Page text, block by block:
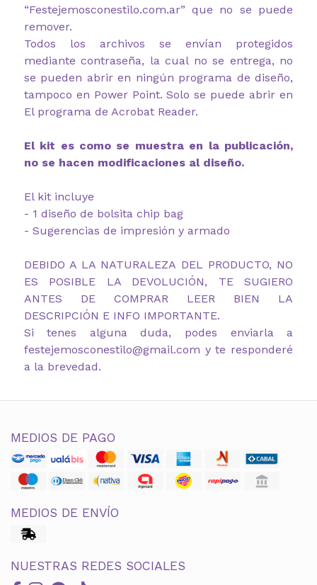
“Festejemosconestilo.com.ar” que no se puede
remover.
Todos los archivos se envían protegidos
mediante contraseña, la cual no se entrega, no
se pueden abrir en ningún programa de diseño,
tampoco en Power Point. Solo se puede abrir en
El programa de Acrobat Reader.
El kit es como se muestra en la publicación,
no se hacen modificaciones al diseño.
El kit incluye
- 1 diseño de bolsita chip bag
- Sugerencias de impresión y armado
DEBIDO A LA NATURALEZA DEL PRODUCTO, NO
ES POSIBLE LA DEVOLUCIÓN, TE SUGIERO
ANTES DE COMPRAR LEER BIEN LA
DESCRIPCIÓN E INFO IMPORTANTE.
Si tenes alguna duda, podes enviarla a
festejemosconestilo@gmail.com y te responderé
a la brevedad.
MEDIOS DE PAGO
MEDIOS DE ENVÍO
NUESTRAS REDES SOCIALES